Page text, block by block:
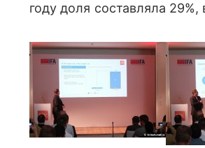
году доля составляла